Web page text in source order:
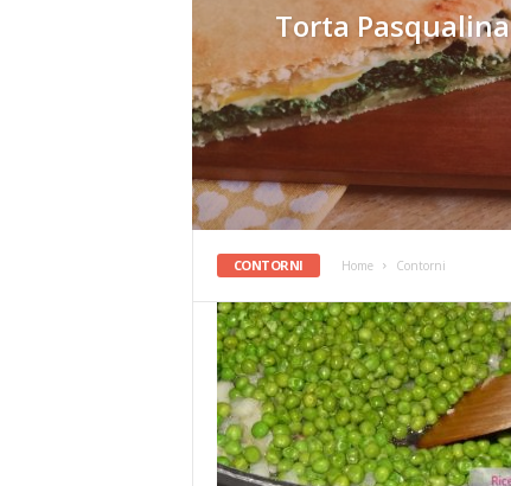
Torta Pasqualina
CONTORNI Home Contorni